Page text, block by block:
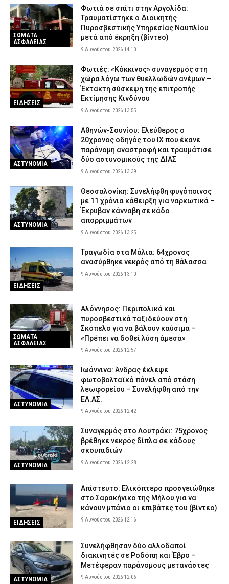
ευρώ η αξία του παράνομου φορτίου, συνελήφθη ο οδηγός
ΑΣΤΥΝΟΜΙΑ 9 Αυγούστου 2026 07:14
Κίνδυνος πυρκαγιάς: Σε κατάσταση «Red Code» η Αττική και
άλλες πέντε περιοχές – Σε πλήρη κινητοποίηση ο κρατικός
ΕΙΔΗΣΕΙΣ 9 Αυγούστου 2026 07:02
ΣΩΜΑΤΑ
ΑΣΦΑΛΕΙΑΣ
Φωτιά σε σπίτι στην Αργολίδα:
Τραυματίστηκε o Διοικητής
Πυροσβεστικής Υπηρεσίας Ναυπλίου
μετά από έκρηξη (βίντεο)
9 Αυγούστου 2026 14:10
ΕΙΔΗΣΕΙΣ
Φωτιές: «Κόκκινος» συναγερμός στη
χώρα λόγω των θυελλωδών ανέμων –
Έκτακτη σύσκεψη της επιτροπής
Εκτίμησης Κινδύνου
9 Αυγούστου 2026 13:55
ΑΣΤΥΝΟΜΙΑ
Αθηνών-Σουνίου: Ελεύθερος ο
20χρονος οδηγός του ΙΧ που έκανε
παράνομη αναστροφή και τραυμάτισε
δύο αστυνομικούς της ΔΙΑΣ
9 Αυγούστου 2026 13:39
ΑΣΤΥΝΟΜΙΑ
Θεσσαλονίκη: Συνελήφθη φυγόποινος
με 11 χρόνια κάθειρξη για ναρκωτικά –
Έκρυβαν κάνναβη σε κάδο
απορριμμάτων
9 Αυγούστου 2026 13:25
ΕΙΔΗΣΕΙΣ
Τραγωδία στα Μάλια: 64χρονος
ανασύρθηκε νεκρός από τη θάλασσα
9 Αυγούστου 2026 13:10
ΣΩΜΑΤΑ
ΑΣΦΑΛΕΙΑΣ
Αλόννησος: Περιπολικά και
πυροσβεστικά ταξιδεύουν στη
Σκόπελο για να βάλουν καύσιμα –
«Πρέπει να δοθεί λύση άμεσα»
9 Αυγούστου 2026 12:57
ΑΣΤΥΝΟΜΙΑ
Ιωάννινα: Άνδρας έκλεψε
φωτοβολταϊκό πάνελ από στάση
λεωφορείου – Συνελήφθη από την
ΕΛ.ΑΣ.
9 Αυγούστου 2026 12:42
ΑΣΤΥΝΟΜΙΑ
Συναγερμός στο Λουτράκι: 75χρονος
βρέθηκε νεκρός δίπλα σε κάδους
σκουπιδιών
9 Αυγούστου 2026 12:28
ΕΙΔΗΣΕΙΣ
Απίστευτο: Ελικόπτερο προσγειώθηκε
στο Σαρακήνικο της Μήλου για να
κάνουν μπάνιο οι επιβάτες του (βίντεο)
9 Αυγούστου 2026 12:16
ΑΣΤΥΝΟΜΙΑ
Συνελήφθησαν δύο αλλοδαποί
διακινητές σε Ροδόπη και Έβρο –
Μετέφεραν παράνομους μετανάστες
9 Αυγούστου 2026 12:06